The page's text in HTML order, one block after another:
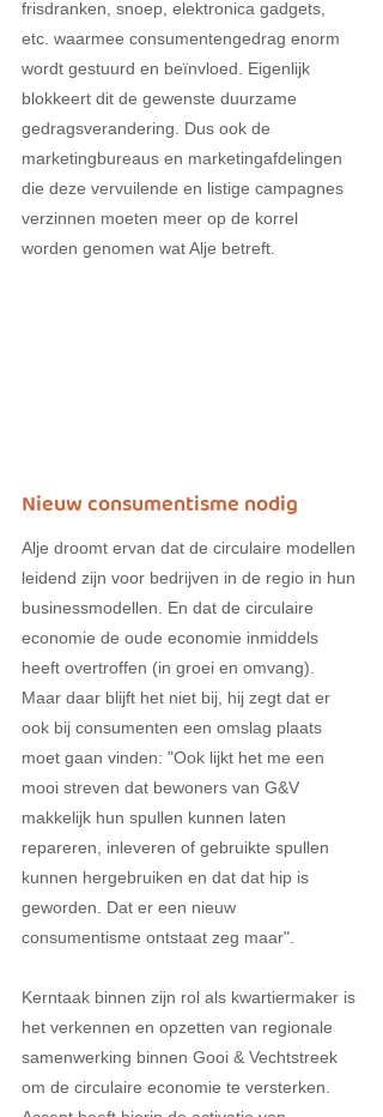
frisdranken, snoep, elektronica gadgets,
etc. waarmee consumentengedrag enorm
wordt gestuurd en beïnvloed. Eigenlijk
blokkeert dit de gewenste duurzame
gedragsverandering. Dus ook de
marketingbureaus en marketingafdelingen
die deze vervuilende en listige campagnes
verzinnen moeten meer op de korrel
worden genomen wat Alje betreft.
Nieuw consumentisme nodig
Alje droomt ervan dat de circulaire modellen
leidend zijn voor bedrijven in de regio in hun
businessmodellen. En dat de circulaire
economie de oude economie inmiddels
heeft overtroffen (in groei en omvang).
Maar daar blijft het niet bij, hij zegt dat er
ook bij consumenten een omslag plaats
moet gaan vinden: "Ook lijkt het me een
mooi streven dat bewoners van G&V
makkelijk hun spullen kunnen laten
repareren, inleveren of gebruikte spullen
kunnen hergebruiken en dat dat hip is
geworden. Dat er een nieuw
consumentisme ontstaat zeg maar".
Kerntaak binnen zijn rol als kwartiermaker is
het verkennen en opzetten van regionale
samenwerking binnen Gooi & Vechtstreek
om de circulaire economie te versterken.